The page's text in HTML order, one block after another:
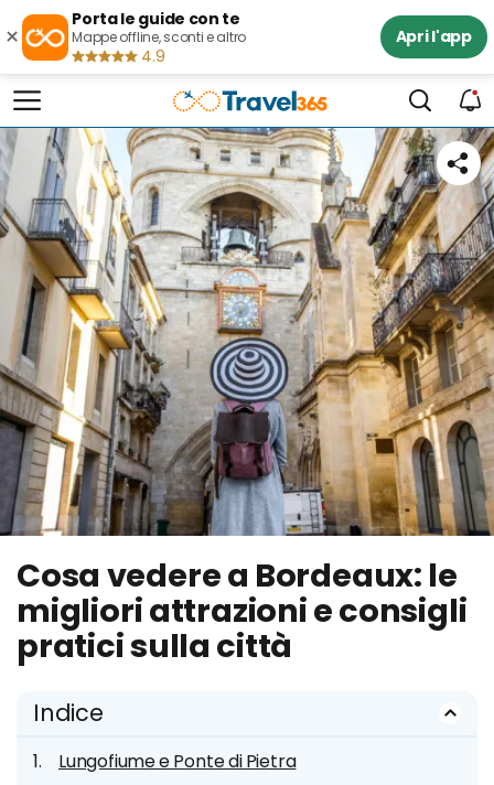
×
Porta le guide con te
Mappe offline, sconti e altro
4.9
Apri l'app
Cosa vedere a Bordeaux: le
migliori attrazioni e consigli
pratici sulla città
Indice
Lungofiume e Ponte di Pietra